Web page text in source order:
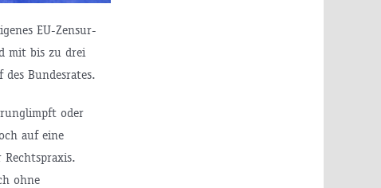
EU-Zensur-
mit bis zu drei
des Bundesrates.
oder
auf eine
ohne